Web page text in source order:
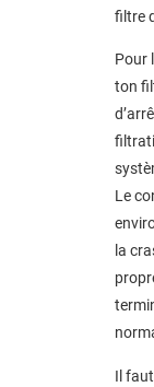
filtre
Pour
ton
Le
la
Il